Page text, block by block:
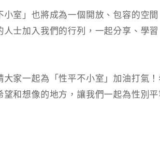
小室」也將成為一個開放、包容的空
人士加入我們的行列，一起分享、學習
大家一起為「性平不小室」加油打氣
望和想像的地方，讓我們一起為性別平